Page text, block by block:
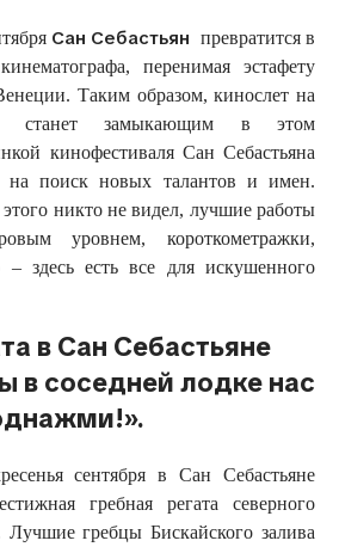
Сан Себастьян превратится в
перенимая эстафету
Таким образом, кинослет на
станет замыкающим в этом
кинофестиваля Сан Себастьяна
на поиск новых талантов и имен.
никто не видел, лучшие работы
уровнем, короткометражки,
– здесь есть все для искушенного
в Сан Себастьяне
в соседней лодке нас
сентября в Сан Себастьяне
гребная регата северного
гребцы Бискайского залива